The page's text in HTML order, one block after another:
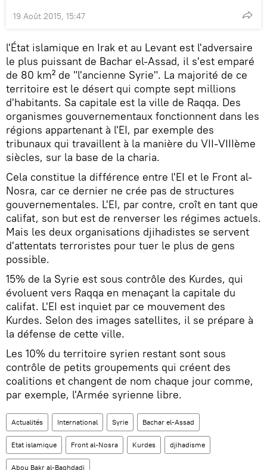
19 Août 2015, 15:47
l'État islamique en Irak et au Levant est l'adversaire
le plus puissant de Bachar el-Assad, il s'est emparé
de 80 km² de "l'ancienne Syrie". La majorité de ce
territoire est le désert qui compte sept millions
d'habitants. Sa capitale est la ville de Raqqa. Des
organismes gouvernementaux fonctionnent dans les
régions appartenant à l'EI, par exemple des
tribunaux qui travaillent à la manière du VII-VIIIème
siècles, sur la base de la charia.
Cela constitue la différence entre l'EI et le Front al-
Nosra, car ce dernier ne crée pas de structures
gouvernementales. L'EI, par contre, croît en tant que
califat, son but est de renverser les régimes actuels.
Mais les deux organisations djihadistes se servent
d'attentats terroristes pour tuer le plus de gens
possible.
15% de la Syrie est sous contrôle des Kurdes, qui
évoluent vers Raqqa en menaçant la capitale du
califat. L'EI est inquiet par ce mouvement des
Kurdes. Selon des images satellites, il se prépare à
la défense de cette ville.
Les 10% du territoire syrien restant sont sous
contrôle de petits groupements qui créent des
coalitions et changent de nom chaque jour comme,
par exemple, l'Armée syrienne libre.
Actualités International Syrie Bachar el-Assad
Etat islamique Front al-Nosra Kurdes djihadisme
Abou Bakr al-Baghdadi